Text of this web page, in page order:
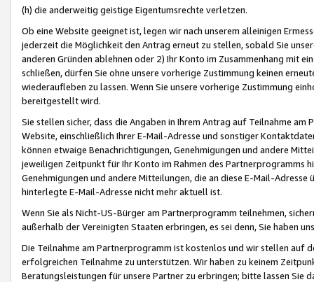
(h) die anderweitig geistige Eigentumsrechte verletzen.
Ob eine Website geeignet ist, legen wir nach unserem alleinigen
jederzeit die Möglichkeit den Antrag erneut zu stellen, sobald Sie
anderen Gründen ablehnen oder 2) Ihr Konto im Zusammenhang mit
schließen, dürfen Sie ohne unsere vorherige Zustimmung keinen
wiederaufleben zu lassen. Wenn Sie unsere vorherige Zustimmung
bereitgestellt wird.
Sie stellen sicher, dass die Angaben in Ihrem Antrag auf Teilnahme
Website, einschließlich Ihrer E-Mail-Adresse und sonstiger
können etwaige Benachrichtigungen, Genehmigungen und andere
jeweiligen Zeitpunkt für Ihr Konto im Rahmen des Partnerprogramms
Genehmigungen und andere Mitteilungen, die an diese E-Mail-
hinterlegte E-Mail-Adresse nicht mehr aktuell ist.
Wenn Sie als Nicht-US-Bürger am Partnerprogramm teilnehmen,
außerhalb der Vereinigten Staaten erbringen, es sei denn, Sie haben
Die Teilnahme am Partnerprogramm ist kostenlos und wir stellen auf
erfolgreichen Teilnahme zu unterstützen. Wir haben zu keinem
Beratungsleistungen für unsere Partner zu erbringen; bitte lassen Sie